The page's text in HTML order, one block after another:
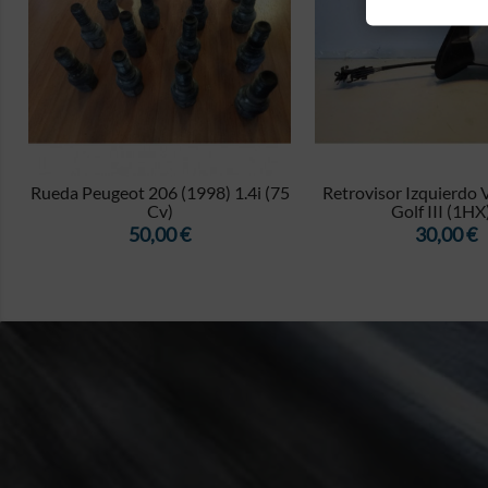
Rueda Peugeot 206 (1998) 1.4i (75
Cv)
Precio
50,00 €

Retrovisor Izquierdo
Golf III
Precio
30,00 €